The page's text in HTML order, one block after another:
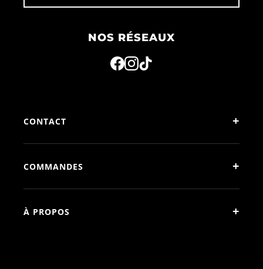
NOS RÉSEAUX
CONTACT +
COMMANDES +
À PROPOS +